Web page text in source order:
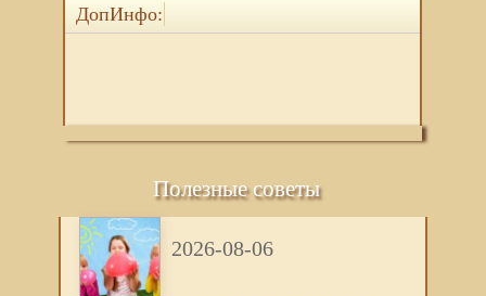
ДопИнфо:
Полезные советы
2026-08-06